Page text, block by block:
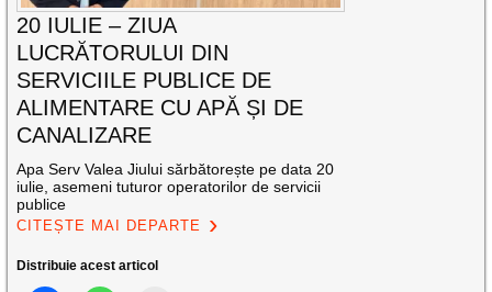
20 IULIE – ZIUA
LUCRĂTORULUI DIN
SERVICIILE PUBLICE DE
ALIMENTARE CU APĂ ȘI DE
CANALIZARE
Apa Serv Valea Jiului sărbătorește pe data 20
iulie, asemeni tuturor operatorilor de servicii
publice
CITEȘTE MAI DEPARTE
Distribuie acest articol